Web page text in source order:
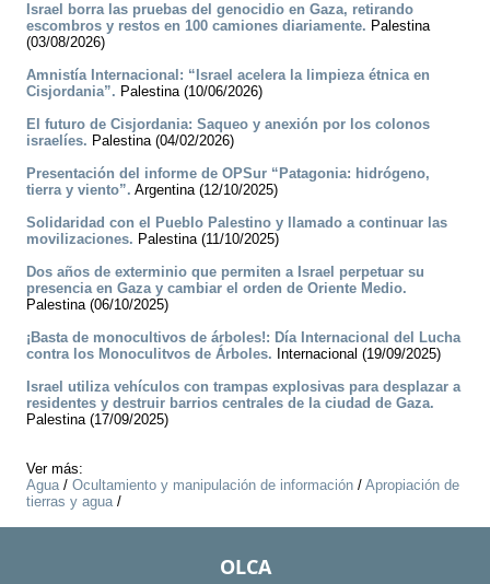
Israel borra las pruebas del genocidio en Gaza, retirando
escombros y restos en 100 camiones diariamente. Palestina
(03/08/2026)
Amnistía Internacional: “Israel acelera la limpieza étnica en
Cisjordania”. Palestina (10/06/2026)
El futuro de Cisjordania: Saqueo y anexión por los colonos
israelíes. Palestina (04/02/2026)
Presentación del informe de OPSur “Patagonia: hidrógeno,
tierra y viento”. Argentina (12/10/2025)
Solidaridad con el Pueblo Palestino y llamado a continuar las
movilizaciones. Palestina (11/10/2025)
Dos años de exterminio que permiten a Israel perpetuar su
presencia en Gaza y cambiar el orden de Oriente Medio.
Palestina (06/10/2025)
¡Basta de monocultivos de árboles!: Día Internacional del Lucha
contra los Monoculitvos de Árboles. Internacional (19/09/2025)
Israel utiliza vehículos con trampas explosivas para desplazar a
residentes y destruir barrios centrales de la ciudad de Gaza.
Palestina (17/09/2025)
Ver más:
Agua/ Ocultamiento y manipulación de información / Apropiación de
tierras y agua/
OLCA